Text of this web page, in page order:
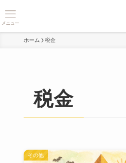
メニュー
ホーム 税金
税金
その他